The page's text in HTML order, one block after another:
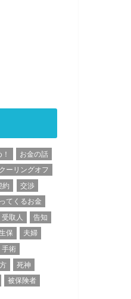
お金の話
クーリングオフ
約
交渉
てくるお金
受取人
告知
保
夫婦
手術
死神
被保険者